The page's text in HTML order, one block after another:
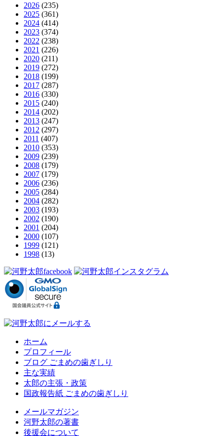
2026 (235)
2025 (361)
2024 (414)
2023 (374)
2022 (238)
2021 (226)
2020 (211)
2019 (272)
2018 (199)
2017 (287)
2016 (330)
2015 (240)
2014 (202)
2013 (247)
2012 (297)
2011 (407)
2010 (353)
2009 (239)
2008 (179)
2007 (179)
2006 (236)
2005 (284)
2004 (282)
2003 (193)
2002 (190)
2001 (204)
2000 (107)
1999 (121)
1998 (13)
ホーム
プロフィール
ブログ ごまめの歯ぎしり
主な実績
太郎の主張・政策
国政報告紙 ごまめの歯ぎしり
メールマガジン
河野太郎の著書
後援会について